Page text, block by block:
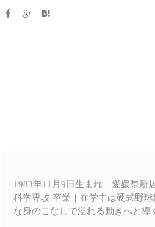
1983年11月9日生まれ｜愛媛県新
科学専攻 卒業｜在学中は硬式野
な身のこなしで溢れる動きへと導